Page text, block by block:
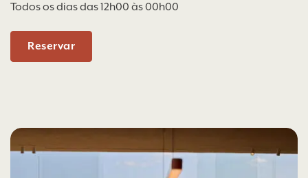
Todos os dias das 12h00 às 00h00
Reservar